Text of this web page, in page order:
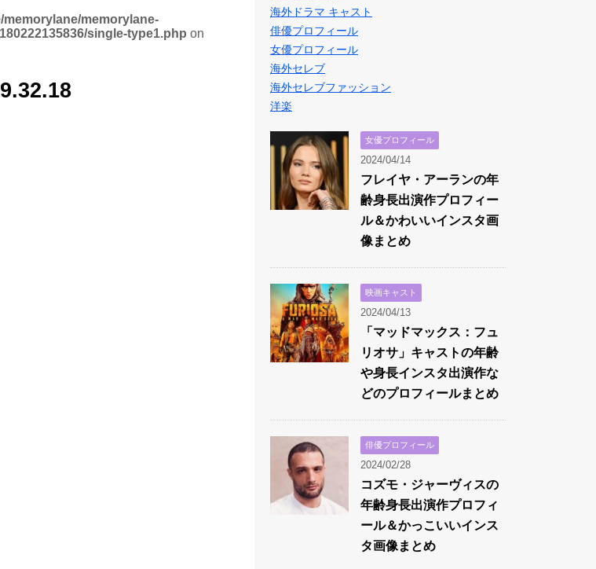
memorylane/memorylane-
single-type1.php on
海外ドラマ キャスト
俳優プロフィール
女優プロフィール
海外セレブ
海外セレブファッション
洋楽
女優プロフィール
2024/04/14
フレイヤ・アーランの年
齢身長出演作プロフィー
ル＆かわいいインスタ画
像まとめ
映画キャスト
2024/04/13
「マッドマックス：フュ
リオサ」キャストの年齢
や身長インスタ出演作な
どのプロフィールまとめ
俳優プロフィール
2024/02/28
コズモ・ジャーヴィスの
年齢身長出演作プロフィ
ール＆かっこいいインス
タ画像まとめ